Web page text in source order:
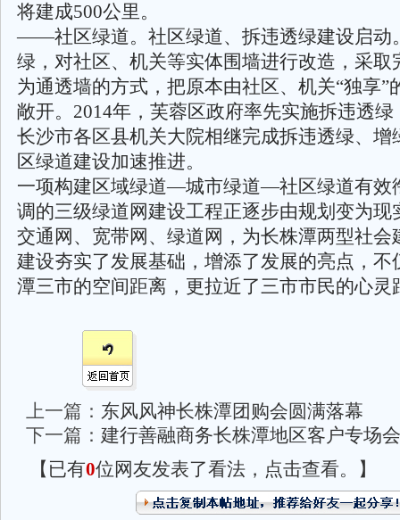
将建成500公里。
——社区绿道。社区绿道、拆违透绿建设启动
绿，对社区、机关等实体围墙进行改造，采取
为通透墙的方式，把原本由社区、机关“独享”
敞开。2014年，芙蓉区政府率先实施拆违透
长沙市各区县机关大院相继完成拆违透绿、增
区绿道建设加速推进。
一项构建区域绿道—城市绿道—社区绿道有效
调的三级绿道网建设工程正逐步由规划变为现
交通网、宽带网、绿道网，为长株潭两型社会
建设夯实了发展基础，增添了发展的亮点，不
潭三市的空间距离，更拉近了三市市民的心灵
上一篇： 东风风神长株潭团购会圆满落幕
下一篇： 建行善融商务长株潭地区客户专场
【已有0位网友发表了看法，点击查看。】